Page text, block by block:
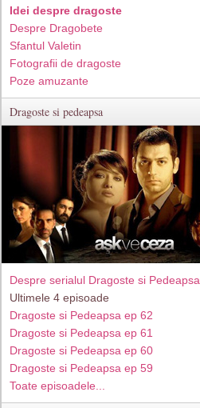
Idei despre dragoste
Despre Dragobete
Sfantul Valetin
Fotografii de dragoste
Poze amuzante
Dragoste si pedeapsa
Despre serialul Dragoste si Pedeapsa
Ultimele 4 episoade
Dragoste si Pedeapsa ep 62
Dragoste si Pedeapsa ep 61
Dragoste si Pedeapsa ep 60
Dragoste si Pedeapsa ep 59
Toate episoadele...